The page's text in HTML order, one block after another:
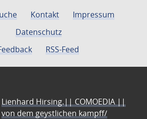
Kontakt
Impressum
Datenschutz
RSS-Feed
Lienhard Hirsing.|| COMOEDIA ||
von dem geystlichen kampff/